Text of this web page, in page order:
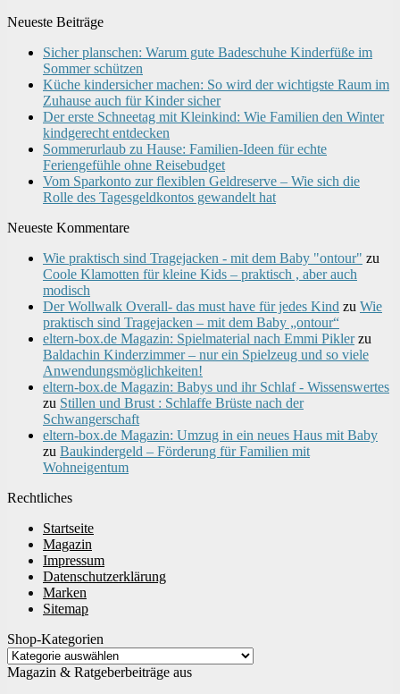
Neueste Beiträge
Sicher planschen: Warum gute Badeschuhe Kinderfüße im
Sommer schützen
Küche kindersicher machen: So wird der wichtigste Raum im
Zuhause auch für Kinder sicher
Der erste Schneetag mit Kleinkind: Wie Familien den Winter
kindgerecht entdecken
Sommerurlaub zu Hause: Familien-Ideen für echte
Feriengefühle ohne Reisebudget
Vom Sparkonto zur flexiblen Geldreserve – Wie sich die
Rolle des Tagesgeldkontos gewandelt hat
Neueste Kommentare
Wie praktisch sind Tragejacken - mit dem Baby "ontour" zu
Coole Klamotten für kleine Kids – praktisch , aber auch
modisch
Der Wollwalk Overall- das must have für jedes Kind zu Wie
praktisch sind Tragejacken – mit dem Baby „ontour“
eltern-box.de Magazin: Spielmaterial nach Emmi Piklerzu
Baldachin Kinderzimmer – nur ein Spielzeug und so viele
Anwendungsmöglichkeiten!
eltern-box.de Magazin: Babys und ihr Schlaf - Wissenswertes
zu Stillen und Brust : Schlaffe Brüste nach der
Schwangerschaft
eltern-box.de Magazin: Umzug in ein neues Haus mit Baby
zu Baukindergeld – Förderung für Familien mit
Wohneigentum
Rechtliches
Startseite
Magazin
Impressum
Datenschutzerklärung
Marken
Sitemap
Shop-Kategorien
Magazin & Ratgeberbeiträge aus